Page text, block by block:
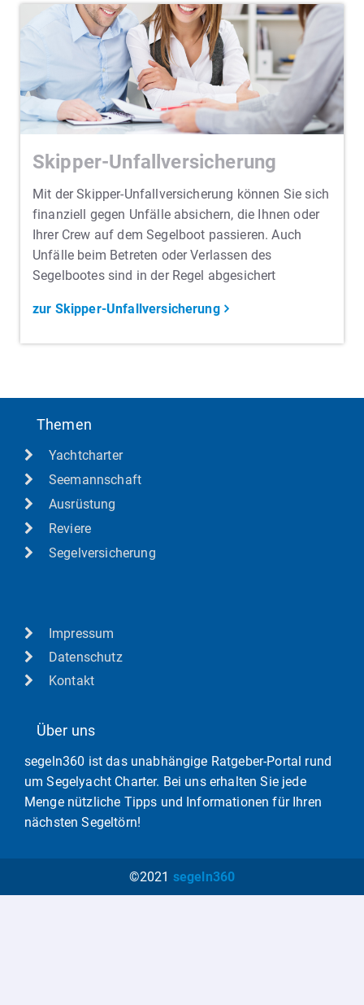
Skipper-Unfallversicherung
Mit der Skipper-Unfallversicherung können Sie sich
finanziell gegen Unfälle absichern, die Ihnen oder
Ihrer Crew auf dem Segelboot passieren. Auch
Unfälle beim Betreten oder Verlassen des
Segelbootes sind in der Regel abgesichert
zur Skipper-Unfallversicherung
Themen
Yachtcharter
Seemannschaft
Ausrüstung
Reviere
Segelversicherung
Impressum
Datenschutz
Kontakt
Über uns
segeln360 ist das unabhängige Ratgeber-Portal rund
um Segelyacht Charter. Bei uns erhalten Sie jede
Menge nützliche Tipps und Informationen für Ihren
nächsten Segeltörn!
©2021 segeln360